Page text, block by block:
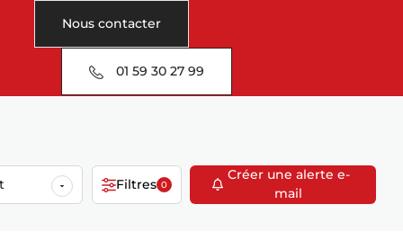
Nous contacter
01 59 30 27 99
Filtres 0
Créer une alerte e-
mail